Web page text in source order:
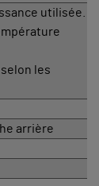
utilisée.
les
arrière